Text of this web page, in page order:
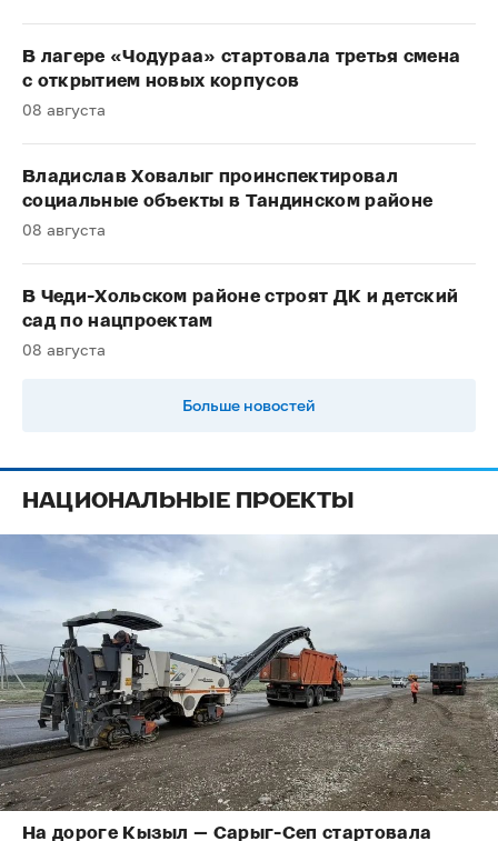
В лагере «Чодураа» стартовала третья смена
с открытием новых корпусов
08 августа
Владислав Ховалыг проинспектировал
социальные объекты в Тандинском районе
08 августа
В Чеди-Хольском районе строят ДК и детский
сад по нацпроектам
08 августа
Больше новостей
НАЦИОНАЛЬНЫЕ ПРОЕКТЫ
На дороге Кызыл — Сарыг-Сеп стартовала